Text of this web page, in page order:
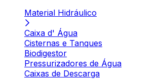
Material Hidráulico
Caixa d' Água
Cisternas e Tanques
Biodigestor
Pressurizadores de Água
Caixas de Descarga